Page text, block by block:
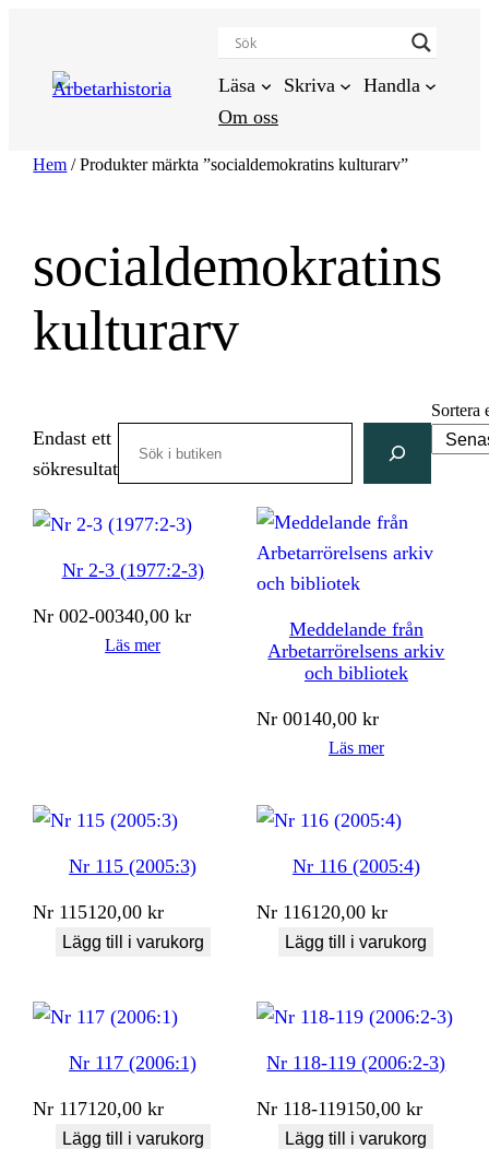
innehåll
Läsa Skriva
Handla
Om oss
Hem / Produkter märkta ”socialdemokratins kulturarv”
socialdemokratins
kulturarv
Endast ett
sökresultat
Sortera
Nr 2-3 (1977:2-3)
Nr 002-00340,00kr
Läs mer
Meddelande från
Arbetarrörelsens arkiv
och bibliotek
Nr 00140,00kr
Läs mer
Nr 115 (2005:3)
Nr 115120,00kr
Lägg till i varukorg
Nr 116 (2005:4)
Nr 116120,00kr
Lägg till i varukorg
Nr 117 (2006:1)
Nr 117120,00kr
Lägg till i varukorg
Nr 118-119 (2006:2-3)
Nr 118-119150,00kr
Lägg till i varukorg